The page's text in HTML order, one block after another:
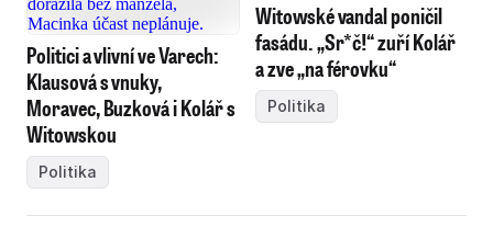
Politici a vlivní ve Varech:
Klausová s vnuky,
Moravec, Buzková i Kolář s
Witowskou
Politika
Witowské vandal poničil
fasádu. „Sr*č!“ zuří Kolář
a zve „na férovku“
Politika